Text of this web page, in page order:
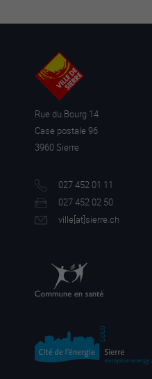
Rue du Bourg 14
Case postale 96
3960 Sierre
027 452 01 11
027 452 02 50
ville[at]sierre.ch